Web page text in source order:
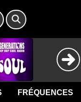
FRÉQUENCES